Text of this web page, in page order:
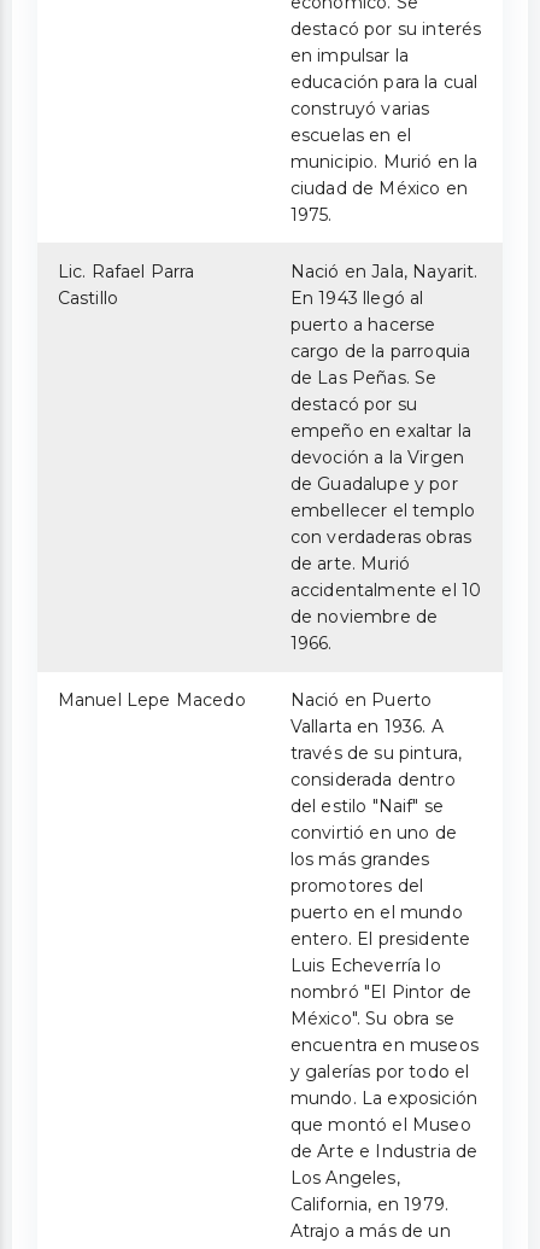
destacó por su interés
en impulsar la
educación para la cual
construyó varias
escuelas en el
municipio. Murió en la
ciudad de México en
1975.
Lic. Rafael Parra
Castillo
Nació en Jala, Nayarit.
En 1943 llegó al
puerto a hacerse
cargo de la parroquia
de Las Peñas. Se
destacó por su
empeño en exaltar la
devoción a la Virgen
de Guadalupe y por
embellecer el templo
con verdaderas obras
de arte. Murió
accidentalmente el 10
de noviembre de
1966.
Manuel Lepe Macedo
Nació en Puerto
Vallarta en 1936. A
través de su pintura,
considerada dentro
del estilo "Naif" se
convirtió en uno de
los más grandes
promotores del
puerto en el mundo
entero. El presidente
Luis Echeverría lo
nombró "El Pintor de
México". Su obra se
encuentra en museos
y galerías por todo el
mundo. La exposición
que montó el Museo
de Arte e Industria de
Los Angeles,
California, en 1979.
Atrajo a más de un